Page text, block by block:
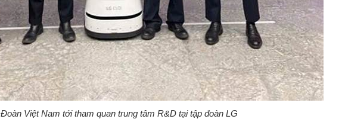
Đoàn Việt Nam tới tham quan trung tâm R&D tại tập đoàn LG